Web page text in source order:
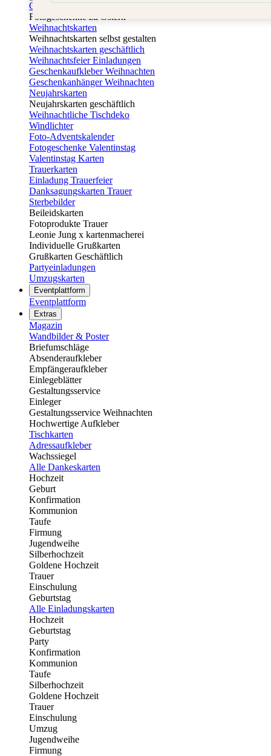
Osterkarten
Fotogeschenke zu Ostern
Weihnachtskarten
Weihnachtskarten selbst gestalten
Weihnachtskarten geschäftlich
Weihnachtsfeier Einladungen
Geschenkaufkleber Weihnachten
Geschenkanhänger Weihnachten
Neujahrskarten
Neujahrskarten geschäftlich
Weihnachtliche Tischdeko
Windlichter
Foto-Adventskalender
Fotogeschenke Valentinstag
Valentinstag Karten
Trauerkarten
Einladung Trauerfeier
Danksagungskarten Trauer
Sterbebilder
Beileidskarten
Fotoprodukte Trauer
Leonie Jung x kartenmacherei
Individuelle Grußkarten
Grußkarten Geschäftlich
Partyeinladungen
Umzugskarten
Eventplattform
Eventplattform
Extras
Magazin
Wandbilder & Poster
Briefumschläge
Absenderaufkleber
Empfängeraufkleber
Einlegeblätter
Gestaltungsservice
Einleger
Gestaltungsservice Weihnachten
Hochwertige Aufkleber
Tischkarten
Adressaufkleber
Wachssiegel
Alle Dankeskarten
Hochzeit
Geburt
Konfirmation
Kommunion
Taufe
Firmung
Jugendweihe
Silberhochzeit
Goldene Hochzeit
Trauer
Einschulung
Geburtstag
Alle Einladungskarten
Hochzeit
Geburtstag
Party
Konfirmation
Kommunion
Taufe
Silberhochzeit
Goldene Hochzeit
Trauer
Einschulung
Umzug
Jugendweihe
Firmung